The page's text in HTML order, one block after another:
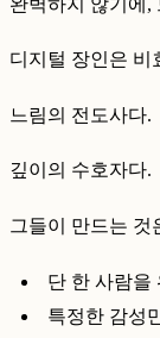
디지털 장인은 비
느림의 전도사다.
깊이의 수호자다.
그들이 만드는 것
단 한 사람을
특정한 감성